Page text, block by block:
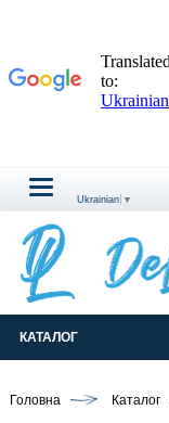
Ukrainian ▼
КАТАЛОГ
Головна Каталог